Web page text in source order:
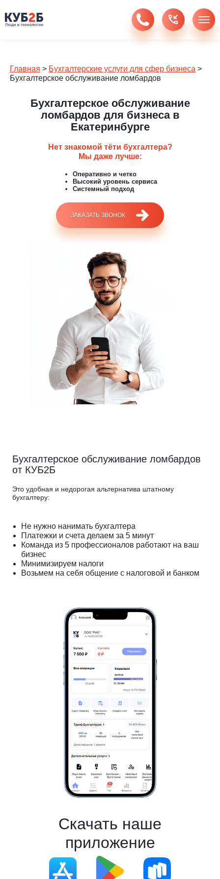
Главная > Бухгалтерские услуги для сфер бизнеса >
Бухгалтерское обслуживание ломбардов
Бухгалтерское обслуживание
ломбардов для бизнеса в
Екатеринбурге
Нет знакомой тёти бухгалтера?
Мы даже лучше:
Оперативно и четко
Высокий уровень сервиса
Системный подход
ЗАКАЗАТЬ ЗВОНОК
Бухгалтерское обслуживание ломбардов
от КУБ2Б
Это удобная и недорогая альтернатива штатному
бухгалтеру:
Не нужно нанимать бухгалтера
Платежки и счета делаем за 5 минут
Команда из 5 профессионалов работают на ваш
бизнес
Минимизируем налоги
Возьмем на себя общение с налоговой и банком
Скачать наше
приложение